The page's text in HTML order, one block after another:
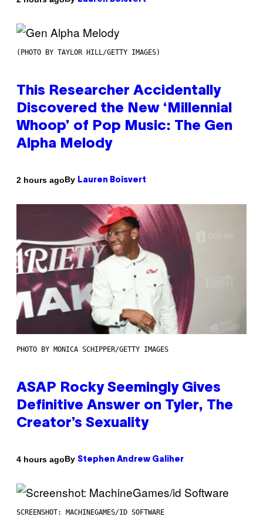
(PHOTO BY TAYLOR HILL/GETTY IMAGES)
This Researcher Accidentally
Discovered the New ‘Millennial
Whoop’ of Pop Music: The Gen
Alpha Melody
2 hours agoBy Lauren Boisvert
PHOTO BY MONICA SCHIPPER/GETTY IMAGES
ASAP Rocky Seemingly Gives
Definitive Answer on Tyler, The
Creator’s Sexuality
4 hours agoBy Stephen Andrew Galiher
SCREENSHOT: MACHINEGAMES/ID SOFTWARE